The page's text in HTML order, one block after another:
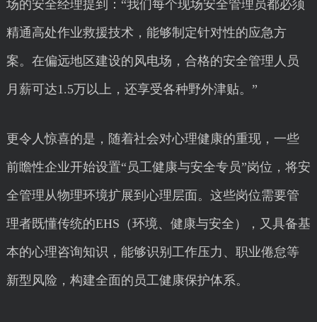
场的安全经理提到：“我们每个现场安全管理员都必须
精通高处作业救援技术，能够制定针对性的应急方
案。在偏远地区建设的风电场，合格的安全管理人员
月薪可达1.5万以上，还享受各种野外津贴。”
更令人惊喜的是，随着社会对心理健康的重现，一些
前瞻性企业开始设置“员工健康与安全专员”岗位，将安
全管理从物理环境扩展到心理层面。这些岗位需要管
理者既懂传统的EHS（环境、健康与安全），又具备基
本的心理咨询知识，能够识别工作压力、职业倦怠等
新型风险，构建全面的员工健康保护体系。